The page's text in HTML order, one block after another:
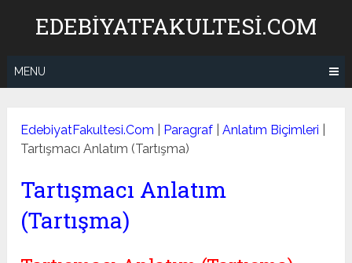
EDEBIYATFAKULTESI.COM
MENU
EdebiyatFakultesi.Com Paragraf |Anlatım Biçimleri
Tartışmacı Anlatım (Tartışma)
Tartışmacı Anlatım
(Tartışma)